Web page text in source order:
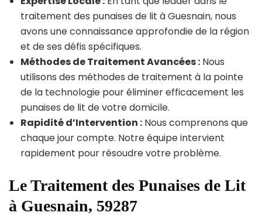
traitement des punaises de lit à Guesnain, nous
avons une connaissance approfondie de la région
et de ses défis spécifiques.
Méthodes de Traitement Avancées : Nous
utilisons des méthodes de traitement à la pointe
de la technologie pour éliminer efficacement les
punaises de lit de votre domicile.
Rapidité d’Intervention : Nous comprenons que
chaque jour compte. Notre équipe intervient
rapidement pour résoudre votre problème.
Le Traitement des Punaises de Lit
à Guesnain, 59287